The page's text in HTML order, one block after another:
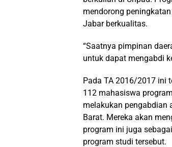
mendorong
Jabar berkualitas.
“Saatnya pimpinan
untuk dapat mengabdi
Pada TA 2016/2017 ini
112 mahasiswa
melakukan pengabdian
Barat. Mereka akan
program ini juga
program studi tersebut.